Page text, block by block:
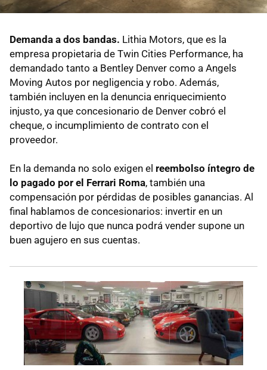
Demanda a dos bandas. Lithia Motors, que es la
empresa propietaria de Twin Cities Performance, ha
demandado tanto a Bentley Denver como a Angels
Moving Autos por negligencia y robo. Además,
también incluyen en la denuncia enriquecimiento
injusto, ya que concesionario de Denver cobró el
cheque, o incumplimiento de contrato con el
proveedor.
En la demanda no solo exigen el reembolso íntegro de
lo pagado por el Ferrari Roma, también una
compensación por pérdidas de posibles ganancias. Al
final hablamos de concesionarios: invertir en un
deportivo de lujo que nunca podrá vender supone un
buen agujero en sus cuentas.